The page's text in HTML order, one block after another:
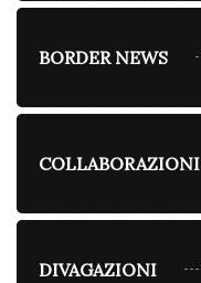
BORDER NEWS
COLLABORAZIONI
DIVAGAZIONI